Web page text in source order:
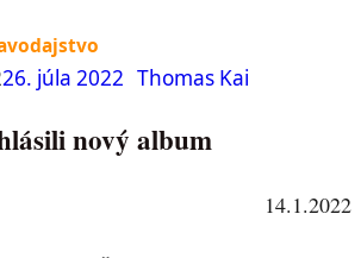
26. júla 2022 Thomas Kai
nový album
14.1.2022